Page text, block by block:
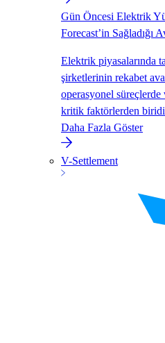
Gün Öncesi Elektrik
Forecast’in Sağladığı
Elektrik piyasalarında
şirketlerinin rekabet
operasyonel süreçlerde
kritik faktörlerden
Daha Fazla Göster
V-Settlement